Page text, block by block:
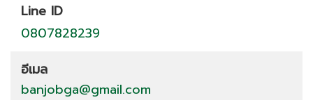
Line ID
0807828239
อีเมล
banjobga@gmail.com